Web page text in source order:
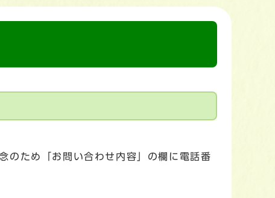
のため「お問い合わせ内容」の欄に電話番